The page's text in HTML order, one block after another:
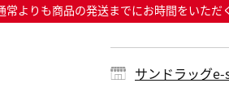
りも商品の発送までにお時間をいただ
サンドラッグ